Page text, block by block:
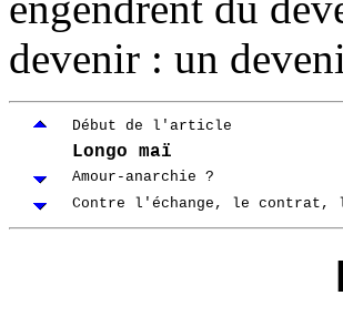
devenir : un
Début de l'article
Longo maï
Amour-anarchie ?
Contre l'échange, le contrat,